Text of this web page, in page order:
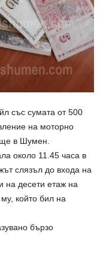
със сумата от 500
на моторно
в Шумен.
около 11.45 часа в
слязъл до входа на
на десети етаж на
който бил на
бързо